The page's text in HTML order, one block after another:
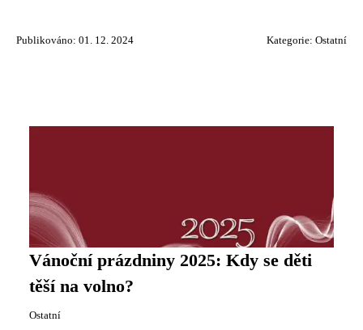
Publikováno: 01. 12. 2024 Kategorie: Ostatní
Vánoční prázdniny 2025: Kdy se děti
těší na volno?
Ostatní